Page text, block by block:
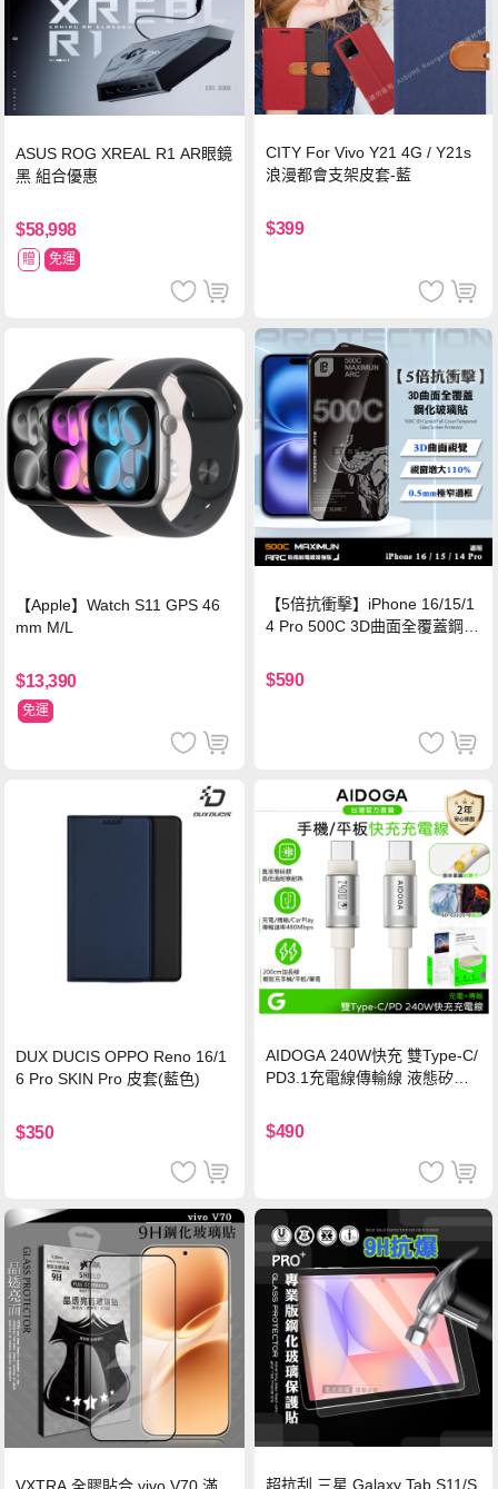
ASUS ROG XREAL R1 AR眼鏡
黑 組合優惠
$58,998
贈 免運
CITY For Vivo Y21 4G / Y21s
浪漫都會支架皮套-藍
$399
【Apple】Watch S11 GPS 46
mm M/L
$13,390
免運
【5倍抗衝擊】iPhone 16/15/1
4 Pro 500C 3D曲面全覆蓋鋼化
保護貼
$590
DUX DUCIS OPPO Reno 16/1
6 Pro SKIN Pro 皮套(藍色)
$350
AIDOGA 240W快充 雙Type-C/
PD3.1充電線傳輸線 液態矽膠
機/平板/筆電
$490
超抗刮 三星 Galaxy Tab S11/S